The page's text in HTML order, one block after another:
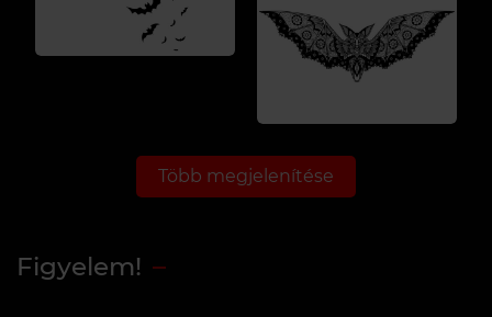
Több megjelenítése
Figyelem!